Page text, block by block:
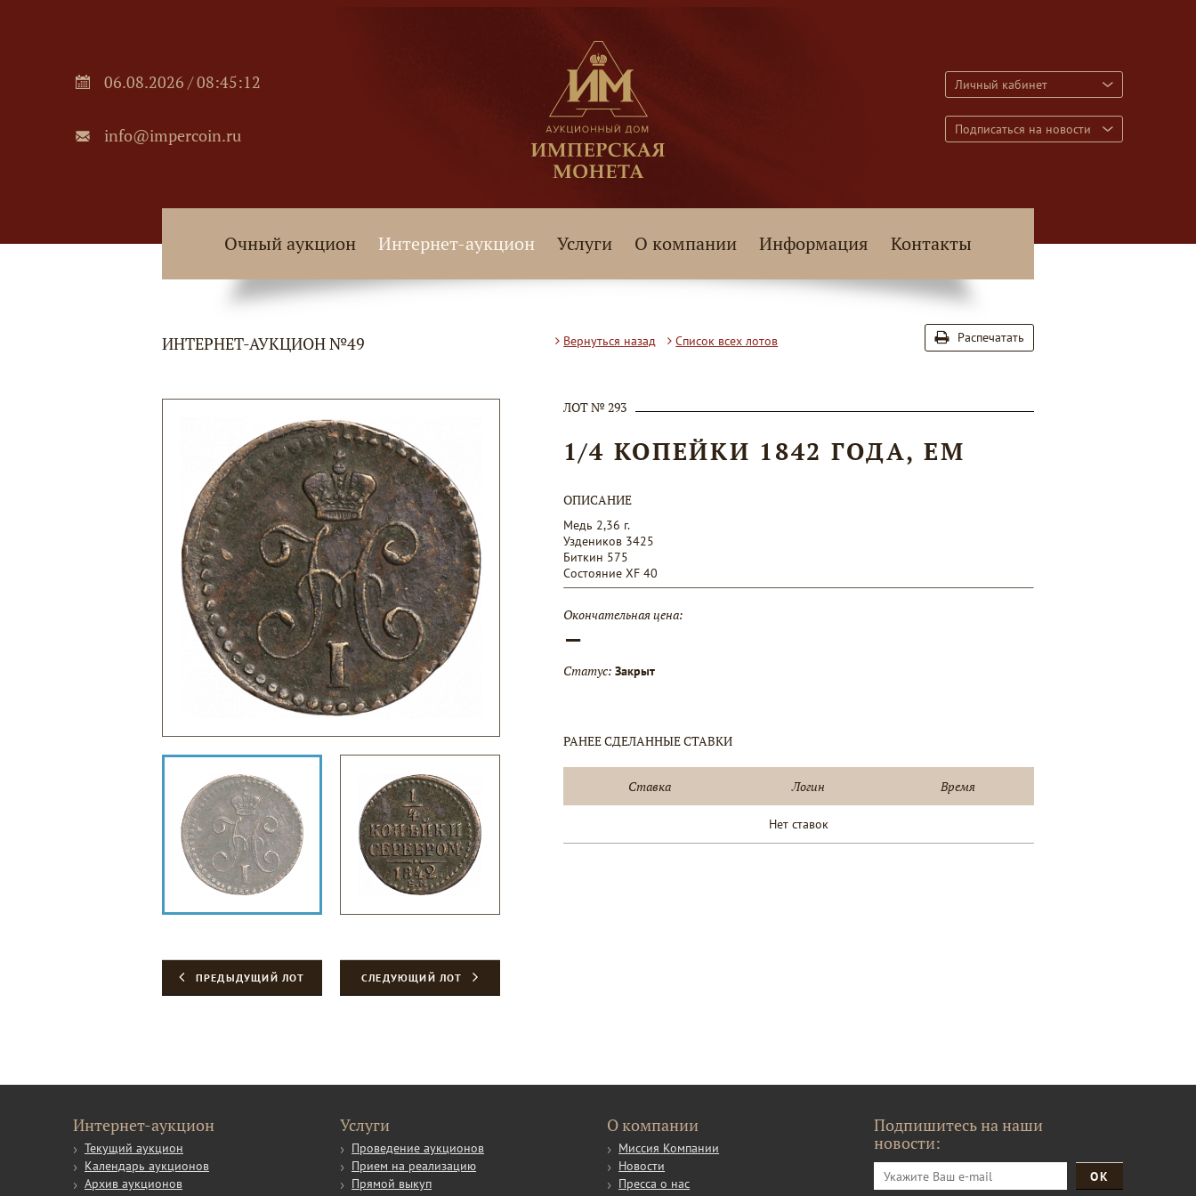
06.08.2026 / 08:45:12
info@impercoin.ru
Личный кабинет
Подписаться на новости
Очный аукцион Интернет-аукцион Услуги О компании Информация Контакты
Распечатать
ИНТЕРНЕТ-АУКЦИОН №49 Вернуться назад Список всех лотов
ПРЕДЫДУЩИЙ ЛОТ СЛЕДУЮЩИЙ ЛОТ
ЛОТ № 293
1/4 КОПЕЙКИ 1842 ГОДА, ЕМ
ОПИСАНИЕ
Медь 2,36 г.
Уздеников 3425
Биткин 575
Состояние XF 40
Окончательная цена:
—
Статус: Закрыт
РАНЕЕ СДЕЛАННЫЕ СТАВКИ
Ставка Логин Время
Нет ставок
Интернет-аукцион
Текущий аукцион
Календарь аукционов
Архив аукционов
Услуги
Проведение аукционов
Прием на реализацию
Прямой выкуп
О компании
Миссия Компании
Новости
Пресса о нас
Подпишитесь на наши
новости: